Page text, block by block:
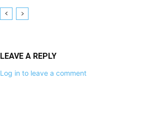
LEAVE A REPLY
Log in to leave a comment